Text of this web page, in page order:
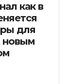
как в
для